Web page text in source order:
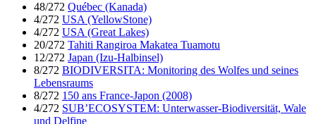
48/272 Québec (Kanada)
4/272 USA (YellowStone)
4/272 USA (Great Lakes)
20/272 Tahiti Rangiroa Makatea Tuamotu
12/272 Japan (Izu-Halbinsel)
8/272 BIODIVERSITA: Monitoring des Wolfes und seines
Lebensraums
8/272 150 ans France-Japon (2008)
4/272 SUB’ECOSYSTEM: Unterwasser-Biodiversität, Wale
und Delfine